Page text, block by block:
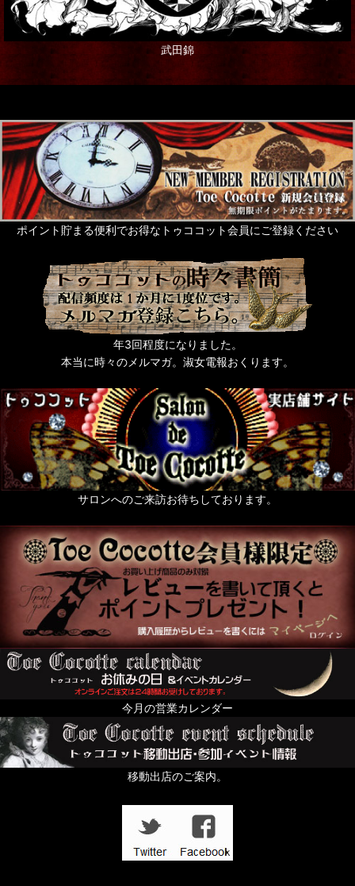
本・書籍
ポストカード
ステーショナリー
ギフト
グリーティングカード
Rose de Reficul et Guiggles
サシェ・芳香剤・入浴剤他
タッセル
猫なもの
うさぎなもの
梟ーふくろうー
zoo 色々動物なもの
薔薇なもの。
天使なもの。
ポスト投函便発送OKのお品
送料無料まで後少し（500円以下のお品）
絢爛黄金色装飾品の頁
For KID's and Baby and FANY
オブジェ・人形・立体アート
ちょっと配るのにおすすめプチギフト特集
すずらんの日
武田錦
ポイント貯まる便利でお得なトゥココット会員にご登録ください
年3回程度になりました。
本当に時々のメルマガ。淑女電報おくります。
サロンへのご来訪お待ちしております。
今月の営業カレンダー
移動出店のご案内。